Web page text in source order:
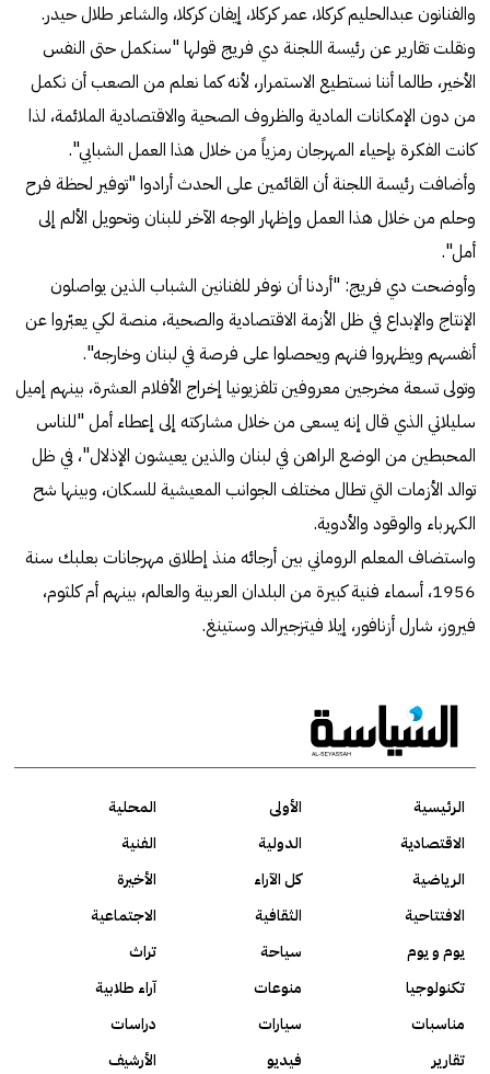
والفنانون عبدالحليم كركلا، عمر كركلا، إيفان كركلا، والشاعر طلال حيدر.
ونقلت تقارير عن رئيسة اللجنة دي فريج قولها "سنكمل حتى النفس
الأخير، طالما أننا نستطيع الاستمرار، لأنه كما نعلم من الصعب أن نكمل
من دون الإمكانات المادية والظروف الصحية والاقتصادية الملائمة، لذا
كانت الفكرة بإحياء المهرجان رمزياً من خلال هذا العمل الشبابي".
وأضافت رئيسة اللجنة أن القائمين على الحدث أرادوا "توفير لحظة فرح
وحلم من خلال هذا العمل وإظهار الوجه الآخر للبنان وتحويل الألم إلى
أمل".
وأوضحت دي فريج: "أردنا أن نوفر للفنانين الشباب الذين يواصلون
الإنتاج والإبداع في ظل الأزمة الاقتصادية والصحية، منصة لكي يعبّروا عن
أنفسهم ويظهروا فنهم ويحصلوا على فرصة في لبنان وخارجه".
وتولى تسعة مخرجين معروفين تلفزيونيا إخراج الأفلام العشرة، بينهم إميل
سليلاتي الذي قال إنه يسعى من خلال مشاركته إلى إعطاء أمل "للناس
المحبطين من الوضع الراهن في لبنان والذين يعيشون الإذلال"، في ظل
توالد الأزمات التي تطال مختلف الجوانب المعيشية للسكان، وبينها شح
الكهرباء والوقود والأدوية.
واستضاف المعلم الروماني بين أرجائه منذ إطلاق مهرجانات بعلبك سنة
1956، أسماء فنية كبيرة من البلدان العربية والعالم، بينهم أم كلثوم،
فيروز، شارل أزنافور، إيلا فيتزجيرالد وستينغ.
الرئيسية الأولى
المحلية
الاقتصادية
الدولية
الفنية
الرياضية
كل الآراء
الأخيرة
الافتتاحية
الثقافية
الاجتماعية
يوم و يوم
سياحة
تراث
تكنولوجيا
منوعات
آراء طلابية
مناسبات
سيارات
دراسات
تقارير
فيديو الأرشيف